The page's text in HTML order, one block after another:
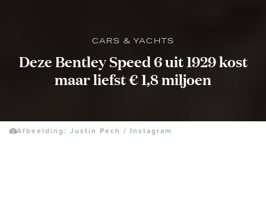
CARS & YACHTS
Deze Bentley Speed 6 uit 1929 kost
maar liefst € 1,8 miljoen
Afbeelding: Justin Pech / Instagram